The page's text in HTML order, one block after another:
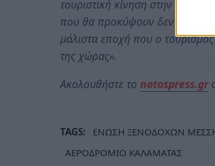
τουριστική κίνηση στην
που θα προκύψουν δεν θα
μάλιστα εποχή που ο
της χώρας».
Ακολουθήστε το notospress.gr
TAGS: ΕΝΩΣΗ ΞΕΝΟΔΟΧΩΝ
ΑΕΡΟΔΡΟΜΙΟ ΚΑΛΑΜΑΤΑΣ